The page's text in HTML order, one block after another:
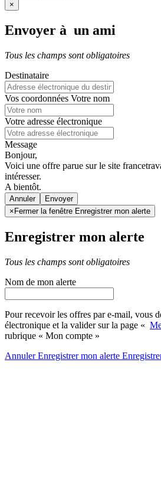
×
Envoyer à un ami
Tous les champs sont obligatoires
Destinataire
Vos coordonnées Votre nom
Votre adresse électronique
Message
Bonjour,
Voici une offre parue sur le site
intéresser.
A bientôt.
Annuler
× Fermer la fenêtre Enregistrer mon alerte
Enregistrer mon alerte
Tous les champs sont obligatoires
Nom de mon alerte
Pour recevoir les offres par e-mail, vous
électronique et la valider sur la page «
rubrique « Mon compte »
AnnulerEnregistrer mon alerte